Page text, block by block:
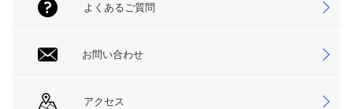
よくあるご質問
お問い合わせ
アクセス